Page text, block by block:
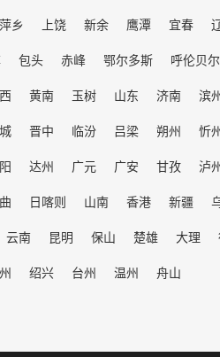
萍乡 上饶 新余 鹰潭 宜春
包头 赤峰 鄂尔多斯 呼伦贝尔
黄南 玉树 山东 济南 滨
晋中 临汾 吕梁 朔州 忻
达州 广元 广安 甘孜 泸
日喀则 山南 香港 新疆
云南 昆明 保山 楚雄 大理
绍兴 台州 温州 舟山